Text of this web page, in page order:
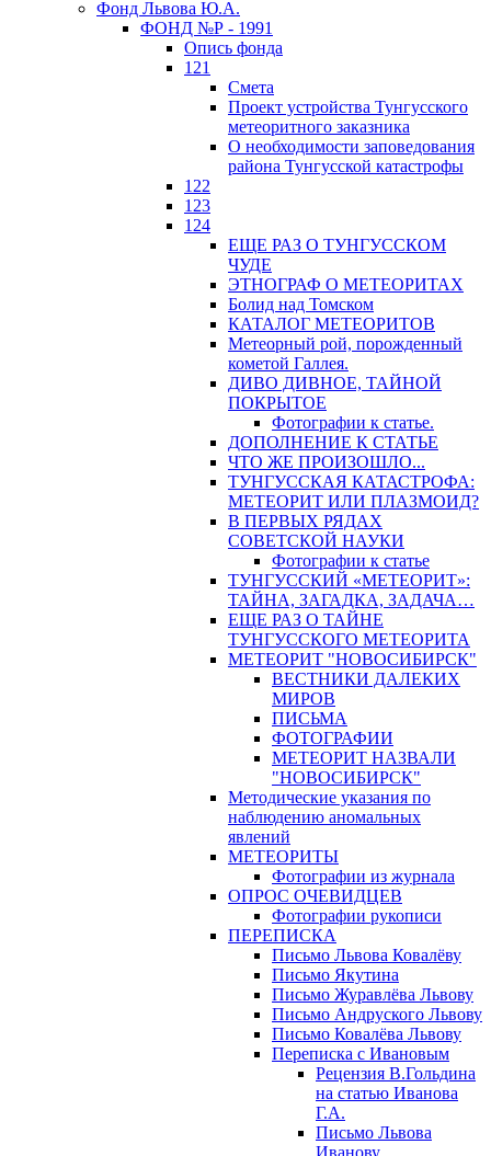
Фонд Львова Ю.А.
ФОНД №Р - 1991
Опись фонда
121
Смета
Проект устройства Тунгусского
метеоритного заказника
О необходимости заповедования
района Тунгусской катастрофы
122
123
124
ЕЩЕ РАЗ О ТУНГУССКОМ
ЧУДЕ
ЭТНОГРАФ О МЕТЕОРИТАХ
Болид над Томском
КАТАЛОГ МЕТЕОРИТОВ
Метеорный рой, порожденный
кометой Галлея.
ДИВО ДИВНОЕ, ТАЙНОЙ
ПОКРЫТОЕ
Фотографии к статье.
ДОПОЛНЕНИЕ К СТАТЬЕ
ЧТО ЖЕ ПРОИЗОШЛО...
ТУНГУССКАЯ КАТАСТРОФА:
МЕТЕОРИТ ИЛИ ПЛАЗМОИД?
В ПЕРВЫХ РЯДАХ
СОВЕТСКОЙ НАУКИ
Фотографии к статье
ТУНГУССКИЙ «МЕТЕОРИТ»:
ТАЙНА, ЗАГАДКА, ЗАДАЧА…
ЕЩЕ РАЗ О ТАЙНЕ
ТУНГУССКОГО МЕТЕОРИТА
МЕТЕОРИТ "НОВОСИБИРСК"
ВЕСТНИКИ ДАЛЕКИХ
МИРОВ
ПИСЬМА
ФОТОГРАФИИ
МЕТЕОРИТ НАЗВАЛИ
"НОВОСИБИРСК"
Методические указания по
наблюдению аномальных
явлений
МЕТЕОРИТЫ
Фотографии из журнала
ОПРОС ОЧЕВИДЦЕВ
Фотографии рукописи
ПЕРЕПИСКА
Письмо Львова Ковалёву
Письмо Якутина
Письмо Журавлёва Львову
Письмо Андруского Львову
Письмо Ковалёва Львову
Переписка с Ивановым
Рецензия В.Гольдина
на статью Иванова
Г.А.
Письмо Львова
Иванову